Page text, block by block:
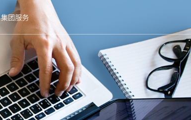
集团服务